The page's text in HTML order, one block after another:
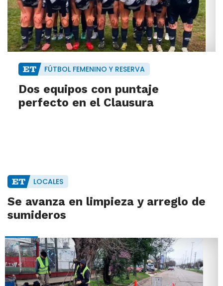
FÚTBOL FEMENINO Y RESERVA
Dos equipos con puntaje
perfecto en el Clausura
LOCALES
Se avanza en limpieza y arreglo de
sumideros